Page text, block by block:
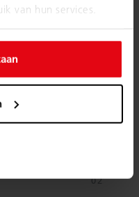
van hun services.